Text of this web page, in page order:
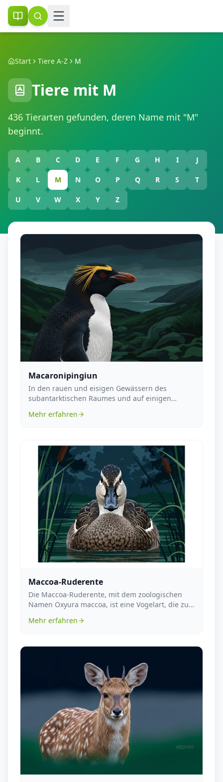
Start Tiere A-Z M
Tiere mit M
436 Tierarten gefunden, deren Name mit "M"
beginnt.
A B C D E F G H I J
K L M N O P Q R S T
U V W X Y Z
Macaronipingiun
In den rauen und eisigen Gewässern des
subantarktischen Raumes und auf einigen
Mehr erfahren
Maccoa-Ruderente
Die Maccoa-Ruderente, mit dem zoologischen
Namen Oxyura maccoa, ist eine Vogelart, die zur
Mehr erfahren